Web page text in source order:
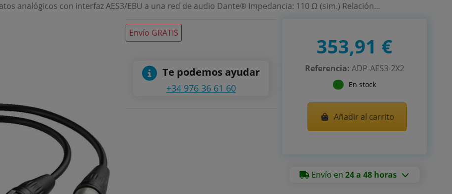
analógicos con interfaz AES3/EBU a una red de audio Dante® Impedancia: 110 Ω (sim.) Relación...
Envío GRATIS
Te podemos ayudar
+34 976 36 61 60
353,91 €
Referencia: ADP-AES3-2X2
En stock
Añadir al carrito
Envío en24 a 48 horas